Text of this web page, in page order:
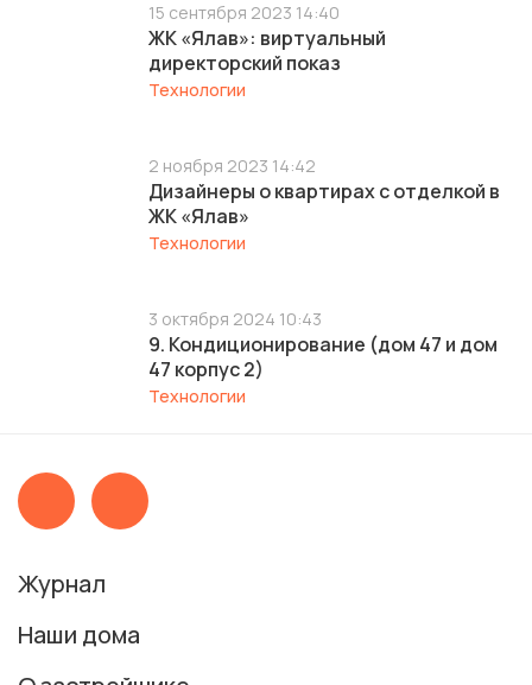
15 сентября 2023 14:40
ЖК «Ялав»: виртуальный
директорский показ
Технологии
2 ноября 2023 14:42
Дизайнеры о квартирах с отделкой в
ЖК «Ялав»
Технологии
3 октября 2024 10:43
9. Кондиционирование (дом 47 и дом
47 корпус 2)
Технологии
Журнал
Наши дома